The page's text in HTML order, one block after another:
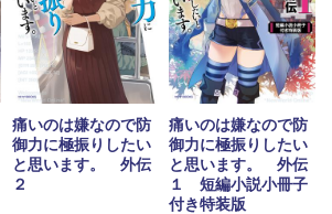
痛いのは嫌なので防
御力に極振りしたい
と思います。 外伝
２
痛いのは嫌なので防
御力に極振りしたい
と思います。 外伝
１ 短編小説小冊子
付き特装版